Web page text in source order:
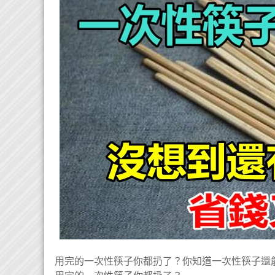
用完的一次性筷子你都扔了？你知道一次性筷子還